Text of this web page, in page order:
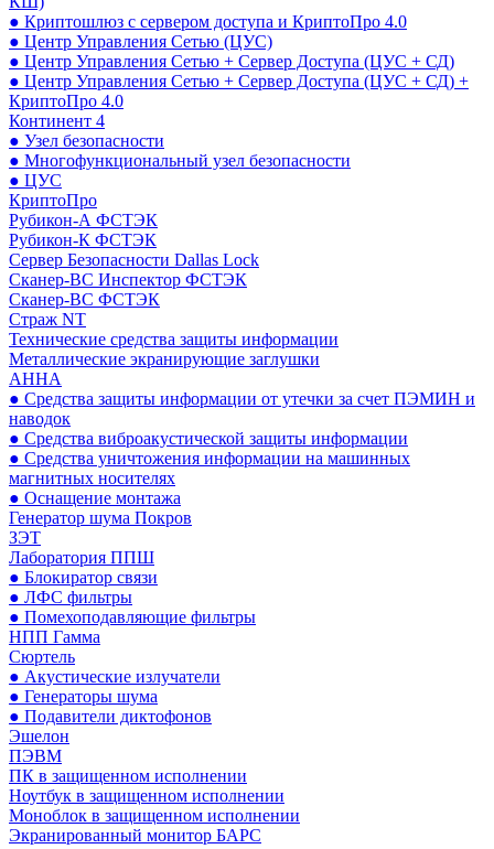
● Криптошлюз с сервером доступа и КриптоПро 4.0
● Центр Управления Сетью (ЦУС)
● Центр Управления Сетью + Сервер Доступа (ЦУС + СД)
● Центр Управления Сетью + Сервер Доступа (ЦУС + СД) +
КриптоПро 4.0
Континент 4
● Узел безопасности
● Многофункциональный узел безопасности
● ЦУС
КриптоПро
Рубикон-А ФСТЭК
Рубикон-К ФСТЭК
Сервер Безопасности Dallas Lock
Сканер-ВС Инспектор ФСТЭК
Сканер-ВС ФСТЭК
Страж NT
Технические средства защиты информации
Металлические экранирующие заглушки
АННА
● Средства защиты информации от утечки за счет ПЭМИН и
наводок
● Средства виброакустической защиты информации
● Средства уничтожения информации на машинных
магнитных носителях
● Оснащение монтажа
Генератор шума Покров
ЗЭТ
Лаборатория ППШ
● Блокиратор связи
● ЛФС фильтры
● Помехоподавляющие фильтры
НПП Гамма
Сюртель
● Акустические излучатели
● Генераторы шума
● Подавители диктофонов
Эшелон
ПЭВМ
ПК в защищенном исполнении
Ноутбук в защищенном исполнении
Моноблок в защищенном исполнении
Экранированный монитор БАРС